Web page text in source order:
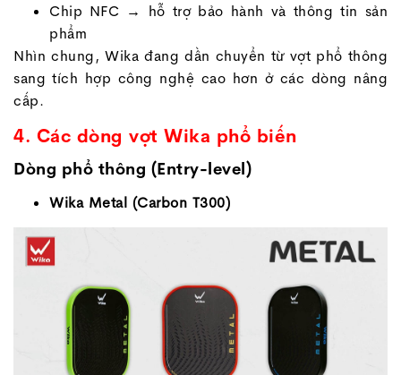
Chip NFC → hỗ trợ bảo hành và thông tin sản
phẩm
Nhìn chung, Wika đang dần chuyển từ vợt phổ thông
sang tích hợp công nghệ cao hơn ở các dòng nâng
cấp.
4. Các dòng vợt Wika phổ biến
Dòng phổ thông (Entry-level)
Wika Metal (Carbon T300)